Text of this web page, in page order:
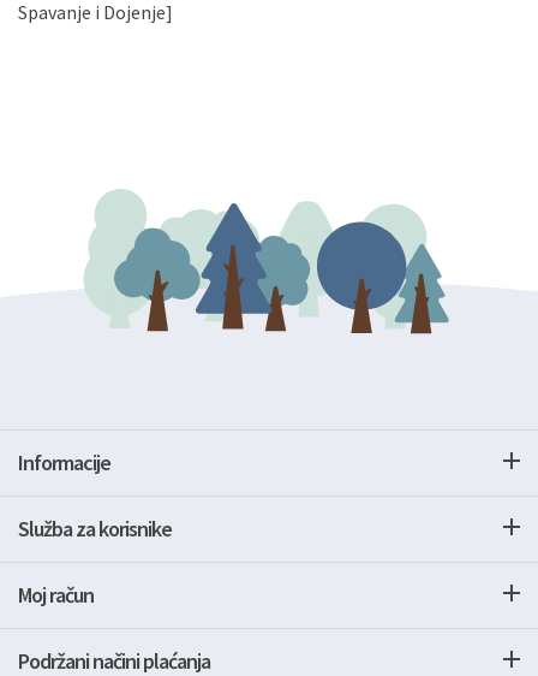
gore navedenu adresu ili e-mailom na adresu:
Spavanje i Dojenje]
Informacije
Služba za korisnike
Moj račun
Podržani načini plaćanja